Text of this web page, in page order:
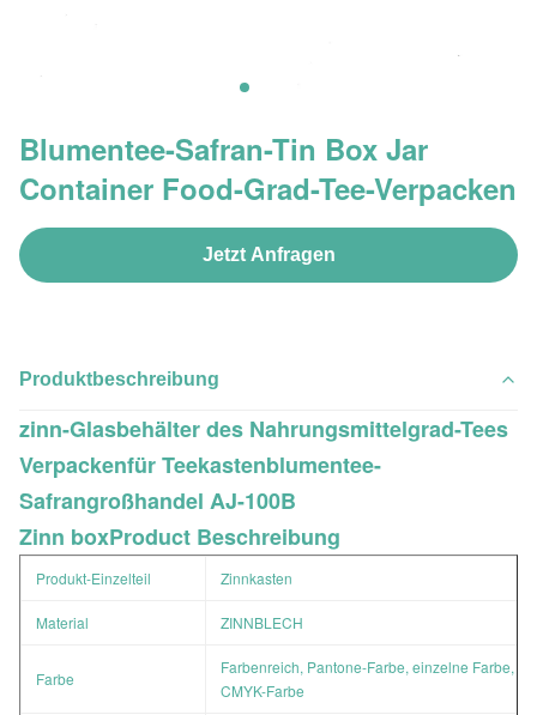
Blumentee-Safran-Tin Box Jar
Container Food-Grad-Tee-Verpacken
Jetzt Anfragen
Produktbeschreibung
zinn-Glasbehälter des Nahrungsmittelgrad-Tees
Verpackenfür Teekastenblumentee-
Safrangroßhandel AJ-100B
Zinn boxProduct Beschreibung
Produkt-Einzelteil Zinnkasten
Material ZINNBLECH
Farbe
Farbenreich, Pantone-Farbe, einzelne Farbe,
CMYK-Farbe